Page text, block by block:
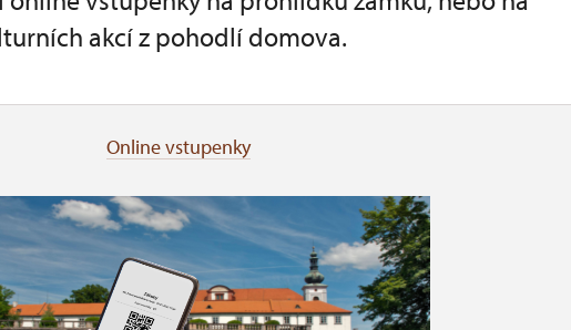
akcí z pohodlí domova.
Online vstupenky